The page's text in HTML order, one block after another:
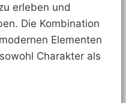
erleben und
Die Kombination
Elementen
Charakter als